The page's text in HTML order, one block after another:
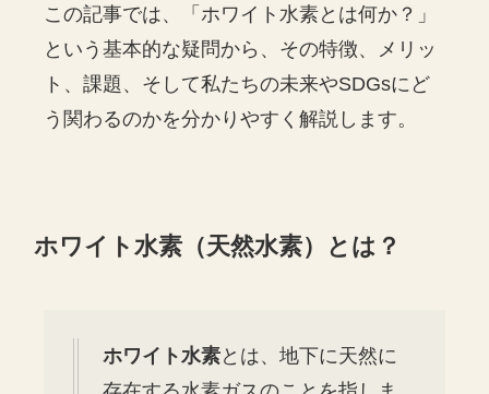
この記事では、「ホワイト水素とは何か？」
という基本的な疑問から、その特徴、メリッ
ト、課題、そして私たちの未来やSDGsにど
う関わるのかを分かりやすく解説します。
ホワイト水素（天然水素）とは？
ホワイト水素とは、地下に天然に